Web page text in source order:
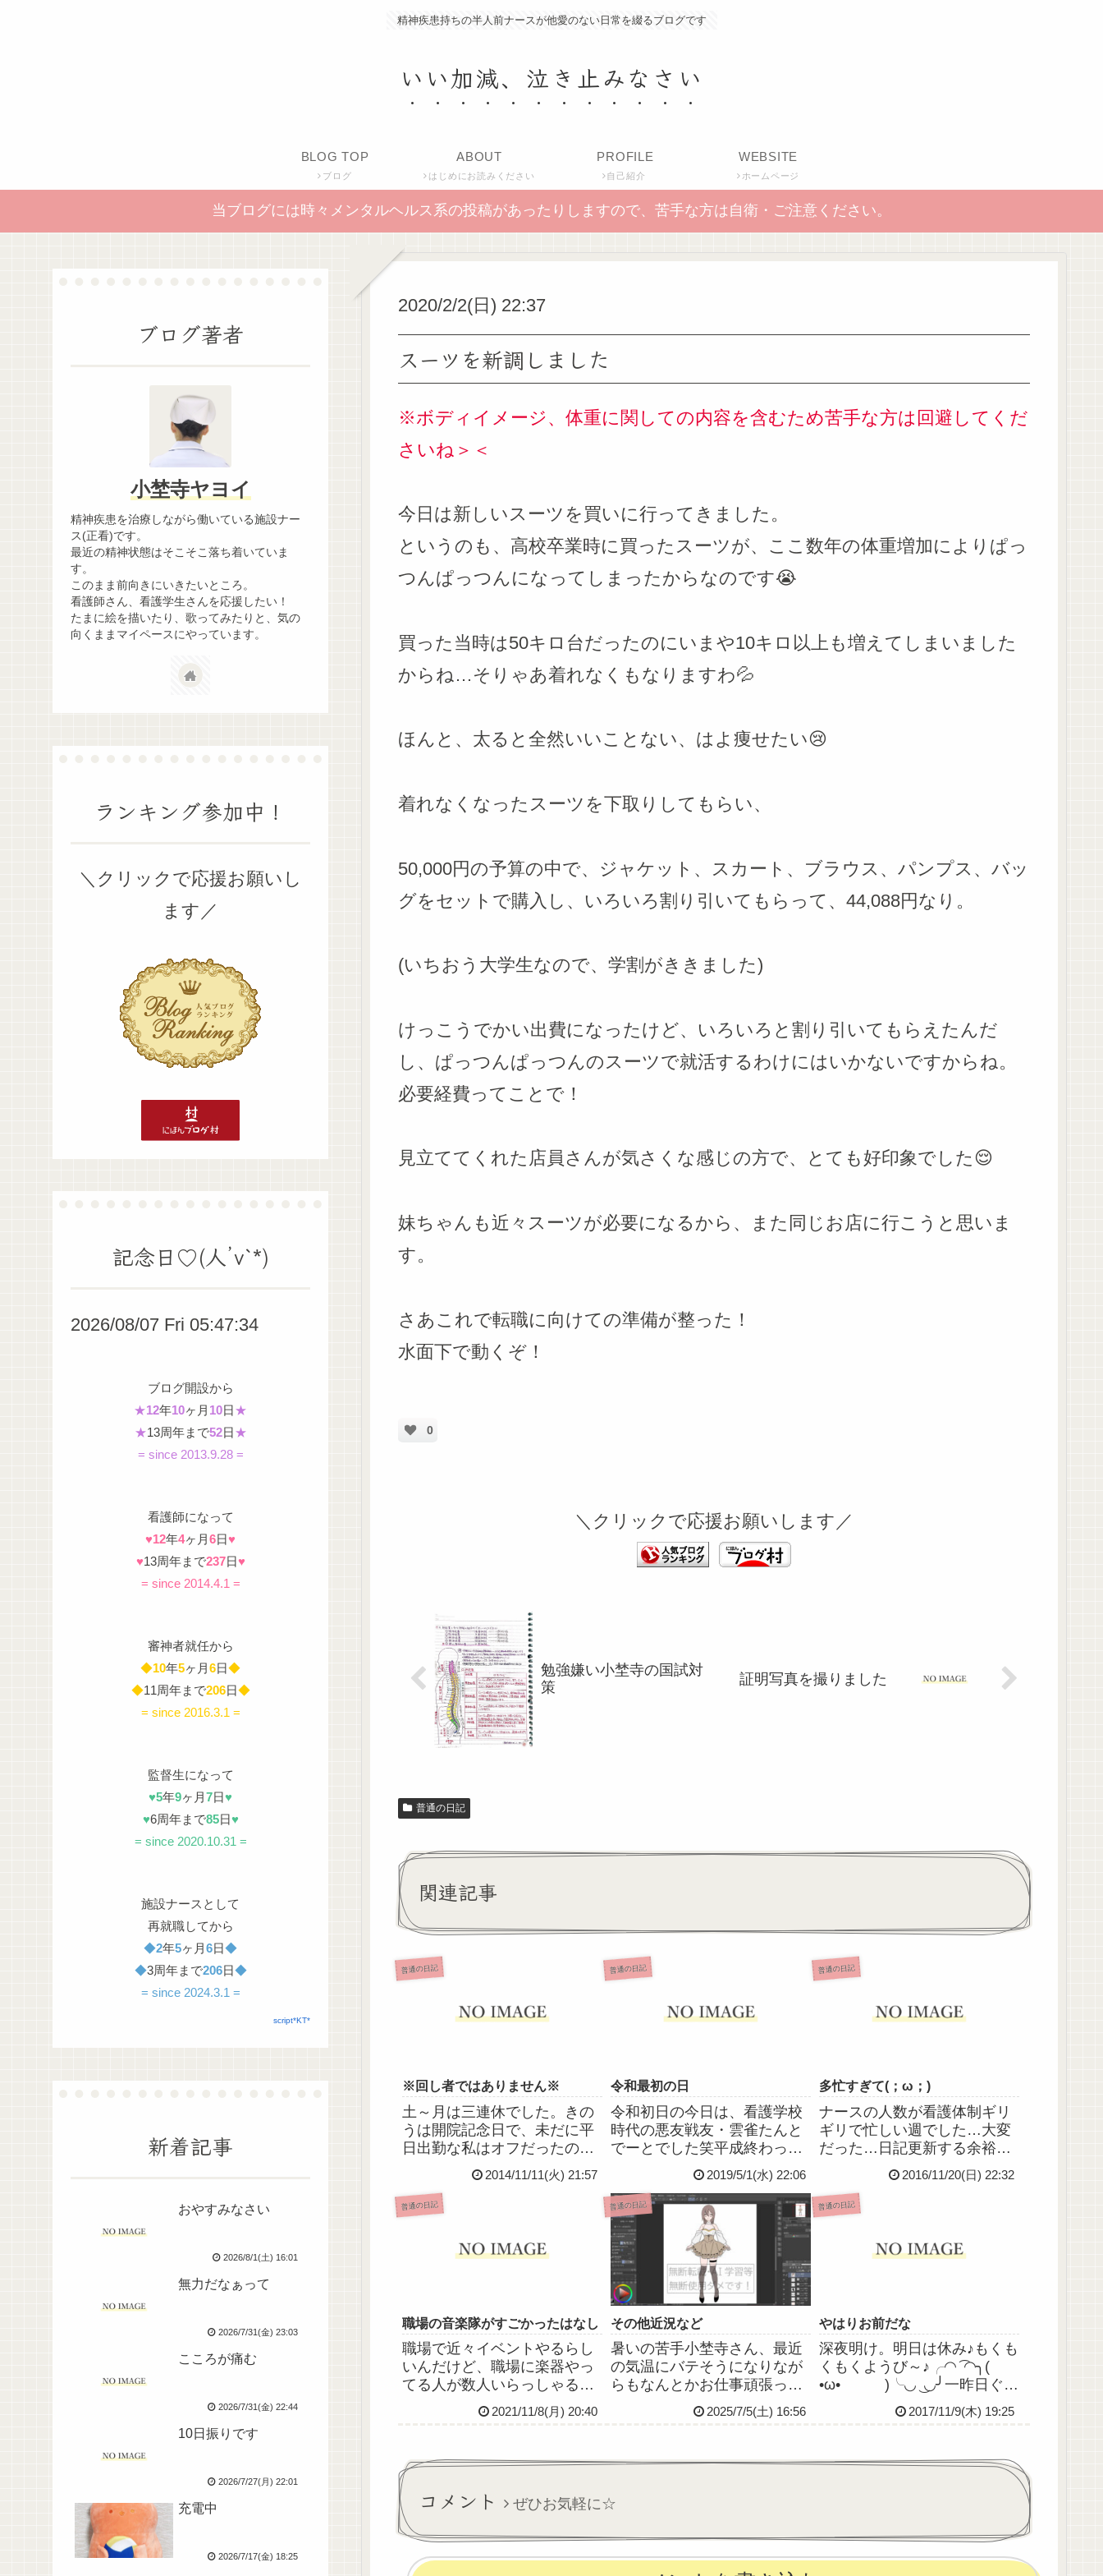
精神疾患持ちの半人前ナースが他愛のない日常を綴るブログです
いい加減、泣き止みなさい
BLOG TOP
ブログ
ABOUT
はじめにお読みください
PROFILE
自己紹介
WEBSITE
ホームページ
当ブログには時々メンタルヘルス系の投稿があったりしますので、苦手な方は自衛・ご注意ください。
2020/2/2(日) 22:37
スーツを新調しました
※ボディイメージ、体重に関しての内容を含むため苦手な方は回避してくだ
さいね＞＜
今日は新しいスーツを買いに行ってきました。
というのも、高校卒業時に買ったスーツが、ここ数年の体重増加によりぱっ
つんぱっつんになってしまったからなのです😭
買った当時は50キロ台だったのにいまや10キロ以上も増えてしまいました
からね…そりゃあ着れなくもなりますわ💦
ほんと、太ると全然いいことない、はよ痩せたい😢
着れなくなったスーツを下取りしてもらい、
50,000円の予算の中で、ジャケット、スカート、ブラウス、パンプス、バッ
グをセットで購入し、いろいろ割り引いてもらって、44,088円なり。
(いちおう大学生なので、学割がききました)
けっこうでかい出費になったけど、いろいろと割り引いてもらえたんだ
し、ぱっつんぱっつんのスーツで就活するわけにはいかないですからね。
必要経費ってことで！
見立ててくれた店員さんが気さくな感じの方で、とても好印象でした😌
妹ちゃんも近々スーツが必要になるから、また同じお店に行こうと思いま
す。
さあこれで転職に向けての準備が整った！
水面下で動くぞ！
0
＼クリックで応援お願いします／
勉強嫌い小埜寺の国試対
策
証明写真を撮りました
普通の日記
関連記事
普通の日記
※回し者ではありません※
土～月は三連休でした。きの
うは開院記念日で、未だに平
日出勤な私はオフだったので
す。丁度よかったので眼科に
コンタクトの定期検査に行っ
てきました。めっちゃ混んで
てぐったり…(=_=;)アメーバ
で怖いんでコンタクトの取
2014/11/11(火) 21:57
普通の日記
令和最初の日
令和初日の今日は、看護学校
時代の悪友戦友・雲雀たんと
でーとでした笑平成終わっち
ゃったね、私らも年取ったよ
ねアラサーになっても独り身
だぁお互い仕事大変だよね
等々、いろいろ話しながらシ
ョッピングして歩いたやっぱ
雲雀たんとは話し合うし安心
する今度...
2019/5/1(水) 22:06
普通の日記
多忙すぎて(；ω；)
ナースの人数が看護体制ギリ
ギリで忙しい週でした…大変
だった…日記更新する余裕す
らなく…明日からまた日勤で
すが疲れが取れておりません
💦が、年末のボーナスのため
に患者さんのために月曜から
日はここまで、おやすみなさ
2016/11/20(日) 22:32
普通の日記
職場の音楽隊がすごかったはなし
職場で近々イベントやるらし
いんだけど、職場に楽器やっ
てる人が数人いらっしゃるの
で、演奏をするということに
なり、今日予行練習してたん
😳全然自信ないと言いながら
も上手に演奏してたクラリネ
ットの若手介護スタッフさん
小柄な...
2021/11/8(月) 20:40
普通の日記
その他近況など
暑いの苦手小埜寺さん、最近
の気温にバテそうになりなが
らもなんとかお仕事頑張って
おります。ほんと今の職場の
みなさん優しくてですね、ポ
だりコール対応したりしてる
ケーシ...
2025/7/5(土) 16:56
普通の日記
やはりお前だな
深夜明け。明日は休み♪もくも
くもくようび～♪╭◜◝ ͡ ◜◝╮(
•ω• )╰◟◞ ͜ ◟◞╯一昨日ぐら
いから唇の端がピリピリする
ので、こりゃ近いうちに口唇
いたらやっぱり出た。今回は
早い段階で気付いて軟膏(ｱﾗ...
2017/11/9(木) 19:25
コメント ぜひお気軽に☆
ブログ著者
小埜寺ヤヨイ
精神疾患を治療しながら働いている施設ナー
ス(正看)です。
最近の精神状態はそこそこ落ち着いていま
す。
このまま前向きにいきたいところ。
看護師さん、看護学生さんを応援したい！
たまに絵を描いたり、歌ってみたりと、気の
向くままマイペースにやっています。
ランキング参加中！
＼クリックで応援お願いし
ます／
記念日♡(人’v`*)
2026/08/07 Fri 05:47:35
ブログ開設から
★12年10ヶ月 10日★
★13周年まで52日★
= since 2013.9.28 =
看護師になって
♥12年4ヶ月6日♥
♥13周年まで237日♥
= since 2014.4.1 =
審神者就任から
◆10年5ヶ月6日◆
◆11周年まで206日◆
= since 2016.3.1 =
監督生になって
♥5年9ヶ月7日♥
♥6周年まで85日♥
= since 2020.10.31 =
施設ナースとして
再就職してから
◆2年5ヶ月6日◆
◆3周年まで206日◆
= since 2024.3.1 =
script*KT*
新着記事
おやすみなさい
2026/8/1(土) 16:01
無力だなぁって
2026/7/31(金) 23:03
こころが痛む
2026/7/31(金) 22:44
10日振りです
2026/7/27(月) 22:01
充電中
2026/7/17(金) 18:25